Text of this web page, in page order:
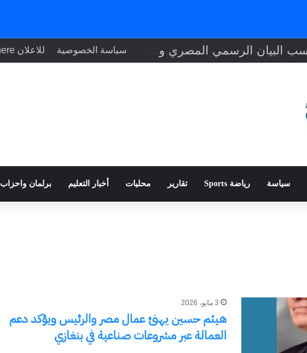
بحسب البيان الرسمي المصري والتحقيقات الأولية، حادث دمياط ناتج عن طائرة مسيّرة سياسة الخصوصية للاعلان Your ad here
سياسة رياضة Sports تقارير محليات أخبار التعليم برلمان واحزاب
3 مايو، 2026
هيثم حسين يهنئ عمال مصر والرئيس ويؤكد دعم
العمالة عبر مشروعات صناعية في بنغازي